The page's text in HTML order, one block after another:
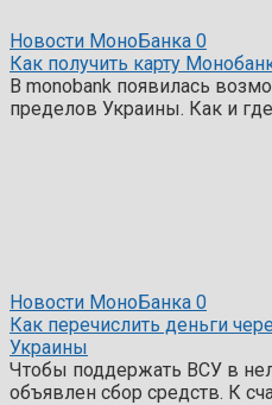
Новости МоноБанка 0
Как получить карту
В monobank появилась
пределов Украины. Как и
Новости МоноБанка 0
Как перечислить деньги
Украины
Чтобы поддержать ВСУ в
объявлен сбор средств. К